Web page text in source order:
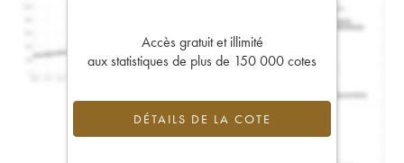
Accès gratuit et illimité
aux statistiques de plus de 150 000 cotes
DÉTAILS DE LA COTE